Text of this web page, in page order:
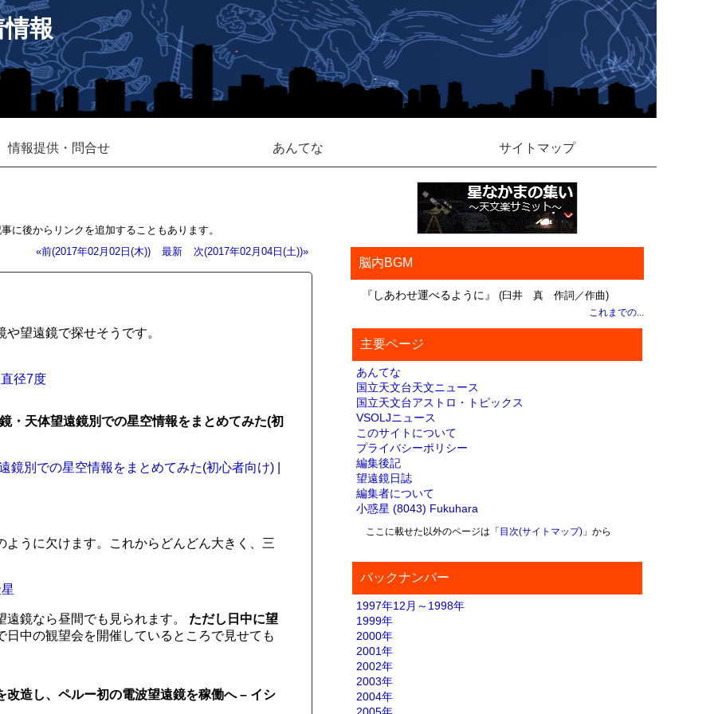
報
情報提供・問合せ あんてな サイトマップ
に後からリンクを追加することもあります。
«前(2017年02月02日(木))
最新 次(2017年02月04日(土))»
望遠鏡で探せそうです。
径7度
天体望遠鏡別での星空情報をまとめてみた(初
鏡別での星空情報をまとめてみた(初心者向け) |
うに欠けます。これからどんどん大きく、三
鏡なら昼間でも見られます。 ただし日中に望
日中の観望会を開催しているところで見せても
造し、ペルー初の電波望遠鏡を稼働へ – イシ
脳内BGM
『しあわせ運べるように』 (臼井 真 作詞／作曲)
これまでの...
主要ページ
あんてな
国立天文台天文ニュース
国立天文台アストロ・トピックス
VSOLJニュース
このサイトについて
プライバシーポリシー
編集後記
望遠鏡日誌
編集者について
小惑星 (8043) Fukuhara
ここに載せた以外のページは「 目次(サイトマップ)」から
バックナンバー
1997年12月～1998年
1999年
2000年
2001年
2002年
2003年
2004年